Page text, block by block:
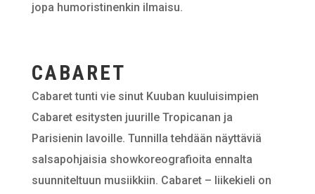
jopa humoristinenkin ilmaisu.
CABARET
Cabaret tunti vie sinut Kuuban kuuluisimpien
Cabaret esitysten juurille Tropicanan ja
Parisienin lavoille. Tunnilla tehdään näyttäviä
salsapohjaisia showkoreografioita ennalta
suunniteltuun musiikkiin. Cabaret – liikekieli on